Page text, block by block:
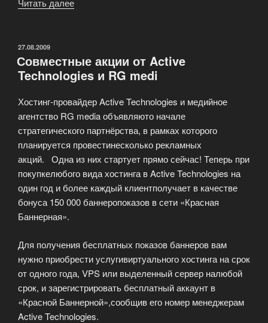
Читать далее
молотком,
а
руками.»
ОПУБЛИКОВАНО
27.08.2009
Совместные акции от Active
Technologies и RG medi
Хостинг-провайдер Active Technologies и медийное
агентство RG media объявляюто начале
стратегического партнёрства, в рамках которого
планируется провестинесколько рекламных
акций. Одна из них стартует прямо сейчас! Теперь при
покупкелюбого вида хостинга в Active Technologies на
один год и более каждый клиентполучает в качестве
бонуса 150 000 баннеропоказов в сети «Красная
Баннерная».
Для получения бесплатных показов баннеров вам
нужно приобрести услугивиртуального хостинга на срок
от одного года, VPS или выделенный сервер налюбой
срок, и зарегистрировать бесплатный аккаунт в
«Красной Баннерной»,сообщив его номер менеджерам
Active Technologies.